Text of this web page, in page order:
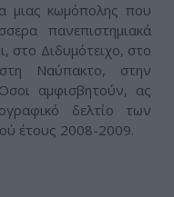
μιας κωμόπολης που
πανεπιστημιακά
στο Διδυμότειχο, στο
Ναύπακτο, στην
αμφισβητούν, ας
δελτίο των
έτους 2008-2009.